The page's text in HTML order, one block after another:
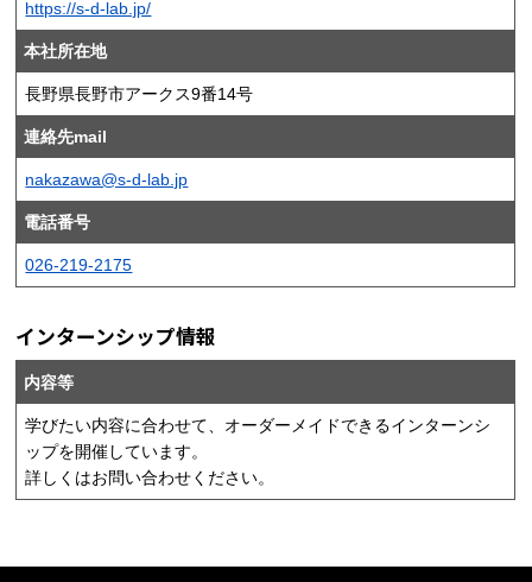
https://s-d-lab.jp/
本社所在地
長野県長野市アークス9番14号
連絡先mail
nakazawa@s-d-lab.jp
電話番号
026-219-2175
インターンシップ情報
内容等
学びたい内容に合わせて、オーダーメイドできるインターンシ
ップを開催しています。
詳しくはお問い合わせください。